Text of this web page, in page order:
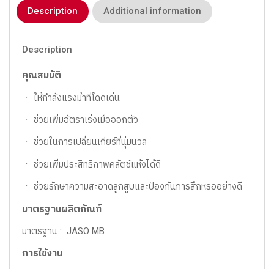
Description Additional information
Description
คุณสมบัติ
ㆍ ให้กำลังแรงม้าที่โดดเด่น
ㆍ ช่วยเพิ่มอัตราเร่งเมื่อออกตัว
ㆍ ช่วยในการเปลี่ยนเกียร์ที่นุ่มนวล
ㆍ ช่วยเพิ่มประสิทธิภาพคลัตช์แห้งได้ดี
ㆍ ช่วยรักษาความสะอาดลูกสูบและป้องกันการสึกหรออย่างดี
มาตรฐานผลิตภัณฑ์
มาตรฐาน : JASO MB
การใช้งาน